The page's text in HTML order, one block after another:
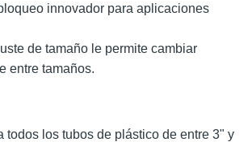
innovador para aplicaciones
de tamaño le permite cambiar
entre tamaños.
todos los tubos de plástico de entre 3" y